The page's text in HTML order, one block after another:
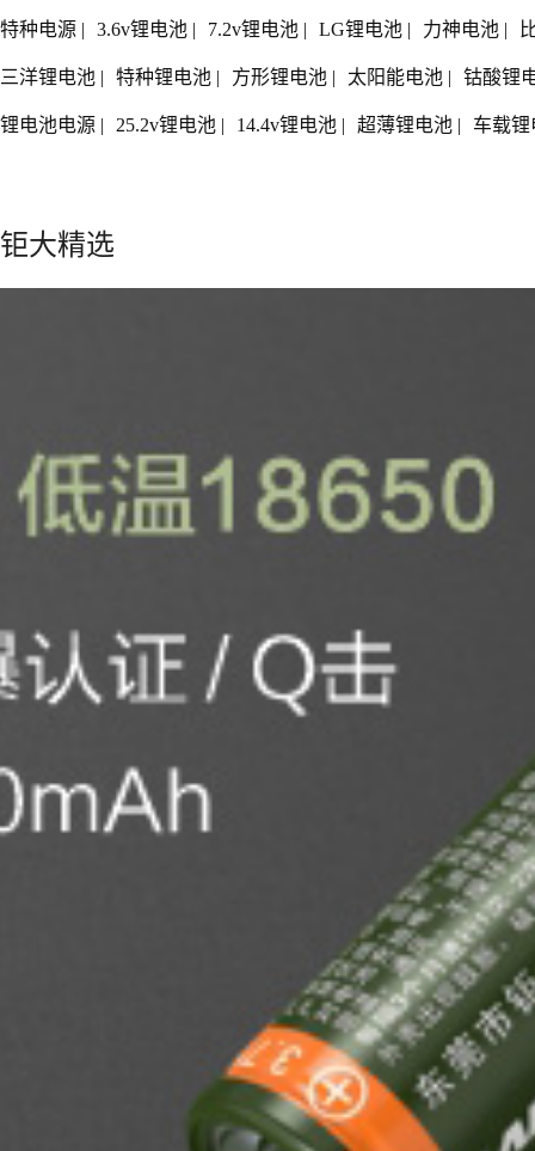
特种电源 | 3.6v锂电池 | 7.2v锂电池 | LG锂电池 | 力神电池 |
三洋锂电池 | 特种锂电池 | 方形锂电池 | 太阳能电池 | 钴酸锂
锂电池电源 | 25.2v锂电池 | 14.4v锂电池 | 超薄锂电池 | 车载
钜大精选